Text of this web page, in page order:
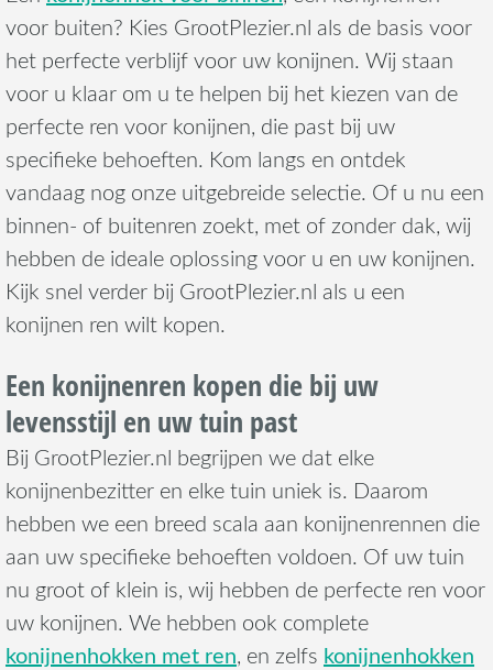
voor buiten? Kies GrootPlezier.nl als de basis voor
het perfecte verblijf voor uw konijnen. Wij staan
voor u klaar om u te helpen bij het kiezen van de
perfecte ren voor konijnen, die past bij uw
specifieke behoeften. Kom langs en ontdek
vandaag nog onze uitgebreide selectie. Of u nu een
binnen- of buitenren zoekt, met of zonder dak, wij
hebben de ideale oplossing voor u en uw konijnen.
Kijk snel verder bij GrootPlezier.nl als u een
konijnen ren wilt kopen.
Een konijnenren kopen die bij uw
levensstijl en uw tuin past
Bij GrootPlezier.nl begrijpen we dat elke
konijnenbezitter en elke tuin uniek is. Daarom
hebben we een breed scala aan konijnenrennen die
aan uw specifieke behoeften voldoen. Of uw tuin
nu groot of klein is, wij hebben de perfecte ren voor
uw konijnen. We hebben ook complete
konijnenhokken met ren, en zelfs konijnenhokken